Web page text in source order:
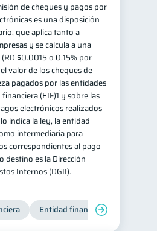
de cheques y pagos por
es una disposición
que aplica tanto a
y se calcula a una
$0.0015 o 0.15% por
valor de los cheques de
pagados por las entidades
(EIF)1 y sobre las
electrónicos realizados
indica la ley, la entidad
intermediaria para
correspondientes al pago
destino es la Dirección
Internos (DGII).
Entidad financiera